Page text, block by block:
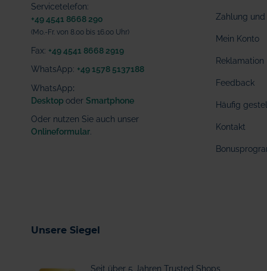
Servicetelefon:
+49 4541 8668 290
(Mo.-Fr. von 8.00 bis 16.00 Uhr)
Fax: +49 4541 8668 2919
WhatsApp: +49 1578 5137188
WhatsApp:
Desktop oder Smartphone
Oder nutzen Sie auch unser
Onlineformular
Zahlung
Mein Konto
Reklamation
Feedback
Häufig
Kontakt
Unsere Siegel
Seit über 5 Jahren Trusted Shops